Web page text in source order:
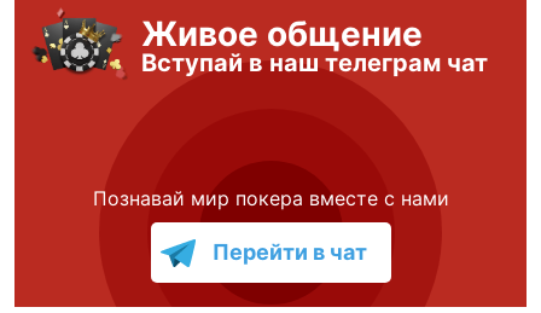
Живое общение
Вступай в наш телеграм чат
Познавай мир покера вместе с нами
Перейти в чат